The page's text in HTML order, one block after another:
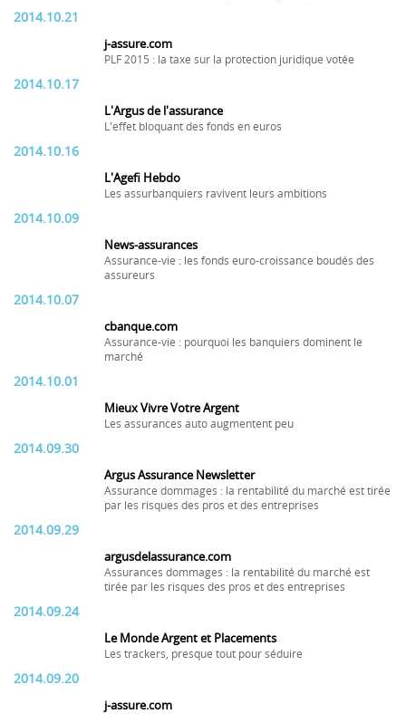
2014.10.21
j-assure.com
PLF 2015 : la taxe sur la protection juridique votée
2014.10.17
L'Argus de l'assurance
L'effet bloquant des fonds en euros
2014.10.16
L'Agefi Hebdo
Les assurbanquiers ravivent leurs ambitions
2014.10.09
News-assurances
Assurance-vie : les fonds euro-croissance boudés des
assureurs
2014.10.07
cbanque.com
Assurance-vie : pourquoi les banquiers dominent le
marché
2014.10.01
Mieux Vivre Votre Argent
Les assurances auto augmentent peu
2014.09.30
Argus Assurance Newsletter
Assurance dommages : la rentabilité du marché est tirée
par les risques des pros et des entreprises
2014.09.29
argusdelassurance.com
Assurances dommages : la rentabilité du marché est
tirée par les risques des pros et des entreprises
2014.09.24
Le Monde Argent et Placements
Les trackers, presque tout pour séduire
2014.09.20
j-assure.com